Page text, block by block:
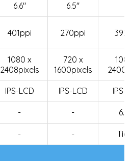
6.6" 6.5"
401ppi 270ppi
1080 x
2408pixels
720 x
1600pixels
IPS-LCD IPS-LCD IPS-
- -
- -